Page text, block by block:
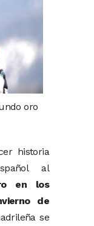
oro
historia
al
en los
de
se